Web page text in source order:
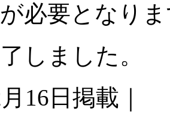
が必要となり
しました。
16日掲載｜